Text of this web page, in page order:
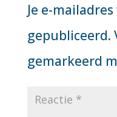
Je e-
gepubliceerd.
gemarkeerd